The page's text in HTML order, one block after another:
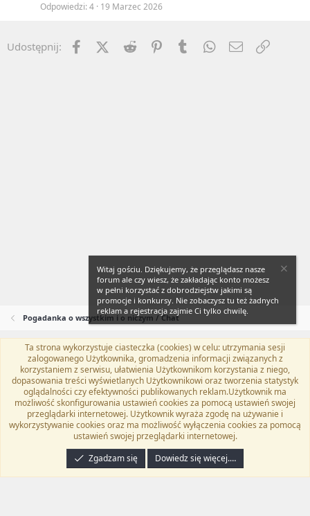
Odpowiedzi 4 19 Marzec 2026
Udostępnij: FacebookX (Twitter)
Reddit PinterestTumblr WhatsApp
Email
Pogadanka o wszystkim i o niczym / Chat
Flat Awesome + (Parent DO NOT EDIT)
Polski (PL)
Kontakt
Regulamin Polityka prywatności Pomoc
TwitterKontakt
RSS
Community platform by XenForo® © 2010-2024 XenForo Ltd.
programyzadarmo.net.pl . | Xenforo Add-ons
Email Check by MPM.PM
Witaj gościu. Dziękujemy, że przeglądasz nasze
forum ale czy wiesz, że zakładając konto możesz
w pełni korzystać z dobrodziejstw jakimi są
promocje i konkursy. Nie zobaczysz tu też żadnych
reklam a rejestracja zajmie Ci tylko chwilę.
Ta strona wykorzystuje ciasteczka (cookies) w celu: utrzymania sesji
zalogowanego Użytkownika, gromadzenia informacji związanych z
korzystaniem z serwisu, ułatwienia Użytkownikom korzystania z niego,
dopasowania treści wyświetlanych Użytkownikowi oraz tworzenia statystyk
oglądalności czy efektywności publikowanych reklam.Użytkownik ma
możliwość skonfigurowania ustawień cookies za pomocą ustawień swojej
przeglądarki internetowej. Użytkownik wyraża zgodę na używanie i
wykorzystywanie cookies oraz ma możliwość wyłączenia cookies za pomocą
ustawień swojej przeglądarki internetowej.
Zgadzam się
Dowiedz się więcej.…